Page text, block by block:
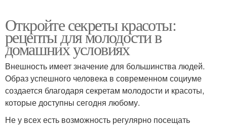
Откройте секреты красоты:
рецепты для молодости в
домашних условиях
Внешность имеет значение для большинства людей.
Образ успешного человека в современном социуме
создается благодаря секретам молодости и красоты,
которые доступны сегодня любому.
Не у всех есть возможность регулярно посещать